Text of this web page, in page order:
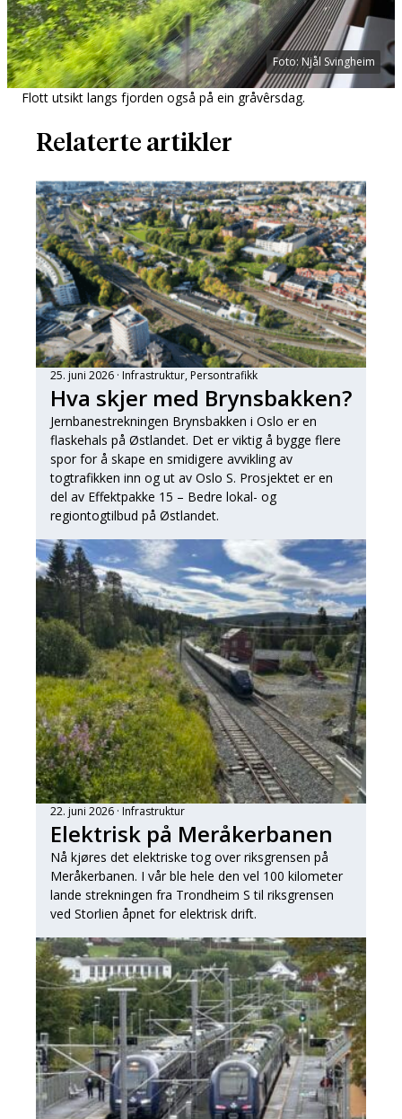
Foto: Njål Svingheim
Flott utsikt langs fjorden også på ein gråvêrsdag.
Relaterte artikler
25. juni 2026 Infrastruktur, Persontrafikk
Hva skjer med Brynsbakken?
Jernbanestrekningen Brynsbakken i Oslo er en
flaskehals på Østlandet. Det er viktig å bygge flere
spor for å skape en smidigere avvikling av
togtrafikken inn og ut av Oslo S. Prosjektet er en
del av Effektpakke 15 – Bedre lokal- og
regiontogtilbud på Østlandet.
22. juni 2026 Infrastruktur
Elektrisk på Meråkerbanen
Nå kjøres det elektriske tog over riksgrensen på
Meråkerbanen. I vår ble hele den vel 100 kilometer
lande strekningen fra Trondheim S til riksgrensen
ved Storlien åpnet for elektrisk drift.